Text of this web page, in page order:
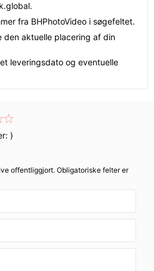
fra BHPhotoVideo i søgefeltet.
den aktuelle placering af din
leveringsdato og eventuelle
)
offentliggjort. Obligatoriske felter er